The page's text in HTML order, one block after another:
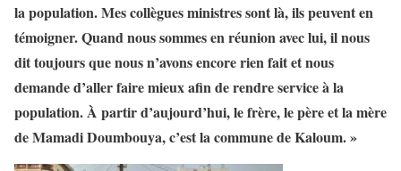
la population. Mes collègues ministres sont là, ils peuvent en
témoigner. Quand nous sommes en réunion avec lui, il nous
dit toujours que nous n’avons encore rien fait et nous
demande d’aller faire mieux afin de rendre service à la
population. À partir d’aujourd’hui, le frère, le père et la mère
de Mamadi Doumbouya, c’est la commune de Kaloum. »